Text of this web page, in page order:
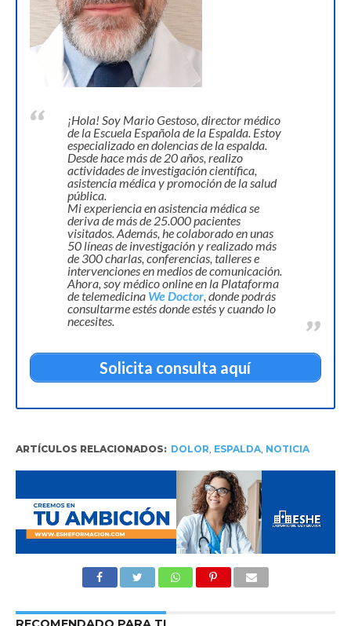
¡Hola! Soy Mario Gestoso, director médico
de la Escuela Española de la Espalda. Estoy
especializado en dolencias de la espalda.
Desde hace más de 20 años, realizo
actividades de investigación científica,
asistencia médica y promoción de la salud
pública.
Mi experiencia en asistencia médica se
deriva de más de 25.000 pacientes
visitados. Además, he colaborado en unas
50 líneas de investigación y realizado más
de 300 charlas, conferencias, talleres e
intervenciones en medios de comunicación.
Ahora, soy médico online en la Plataforma
de telemedicina We Doctor, donde podrás
consultarme estés donde estés y cuando lo
necesites.
Solicita consulta aquí
ARTÍCULOS RELACIONADOS: DOLOR, ESPALDA, NOTICIA